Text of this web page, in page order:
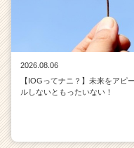
2026.08.06
【IOGってナニ？】未来をアピー
ルしないともったいない！